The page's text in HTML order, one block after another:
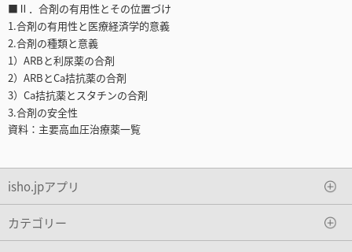
■Ⅱ．合剤の有用性とその位置づけ
1.合剤の有用性と医療経済学的意義
2.合剤の種類と意義
1）ARBと利尿薬の合剤
2）ARBとCa拮抗薬の合剤
3）Ca拮抗薬とスタチンの合剤
3.合剤の安全性
資料：主要高血圧治療薬一覧
isho.jpアプリ
カテゴリー